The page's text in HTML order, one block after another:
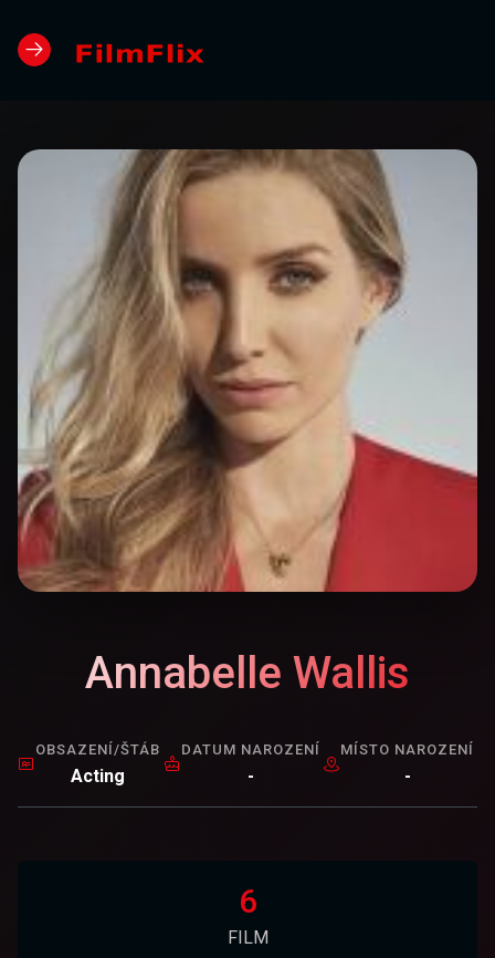
Annabelle Wallis
OBSAZENÍ/ŠTÁB
Acting
DATUM NAROZENÍ
-
MÍSTO NAROZENÍ
-
6
FILM